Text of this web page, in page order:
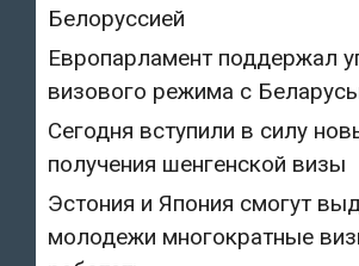
Белоруссией
Европарламент поддержал
визового режима с
Сегодня вступили в силу
получения шенгенской визы
Эстония и Япония смогут
молодежи многократные